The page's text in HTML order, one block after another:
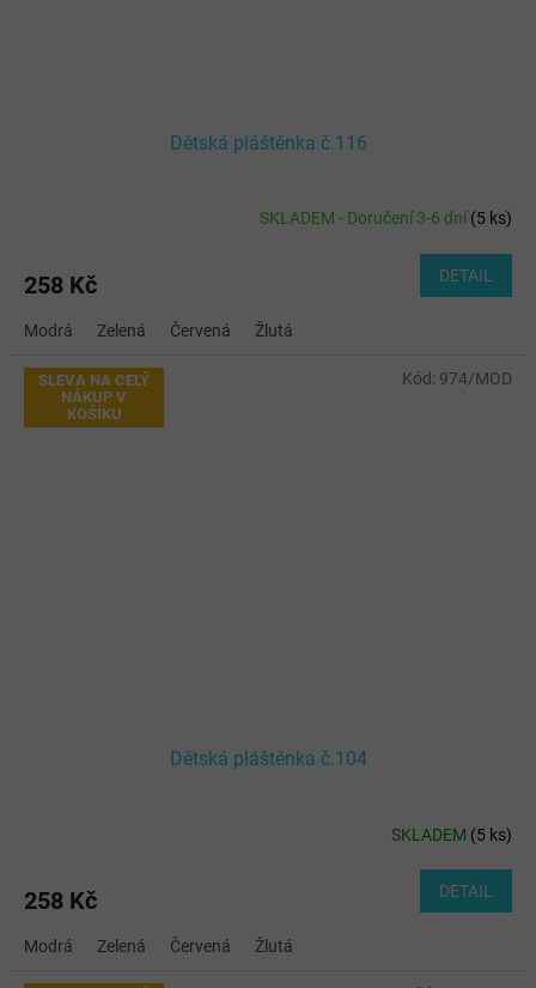
Dětská pláštěnka č.116
SKLADEM - Doručení 3-6 dní(5 ks)
258 Kč DETAIL
Modrá Zelená Červená Žlutá
SLEVA NA CELÝ
NÁKUP V
KOŠÍKU
Dětská pláštěnka č.104
SKLADEM (5 ks)
258 Kč DETAIL
Modrá Zelená Červená Žlutá
Kód: 974/MOD